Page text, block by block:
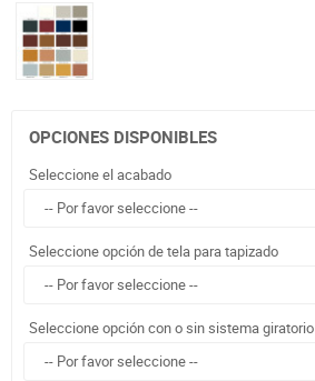
OPCIONES DISPONIBLES
Seleccione el acabado
Seleccione opción de tela para tapizado
Seleccione opción con o sin sistema giratorio